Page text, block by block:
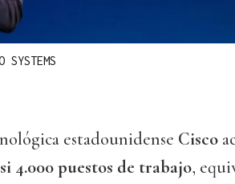
SYSTEMS
estadounidense Cisco
4.000 puestos de trabajo,